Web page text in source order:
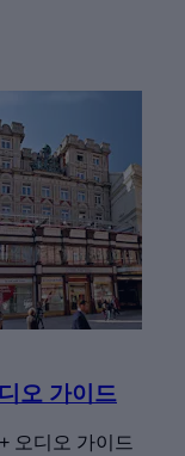
오 가이드
오디오 가이드